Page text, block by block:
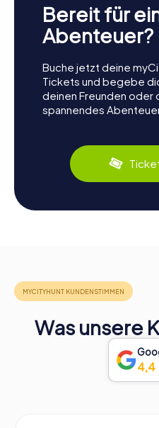
Bereit für
Abenteuer?
Buche jetzt deine
Tickets und begebe
deinen Freunden oder
spannendes
Was unsere
4,4